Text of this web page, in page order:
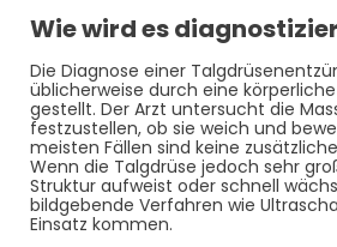
Wie wird es
Die Diagnose einer
üblicherweise durch eine
gestellt. Der Arzt untersucht die
festzustellen, ob sie weich und
meisten Fällen sind keine
Wenn die Talgdrüse jedoch sehr
Struktur aufweist oder schnell
bildgebende Verfahren wie
Einsatz kommen.